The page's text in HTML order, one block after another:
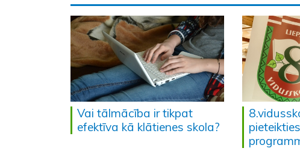
Vai tālmācība ir tikpat
efektīva kā klātienes skola?